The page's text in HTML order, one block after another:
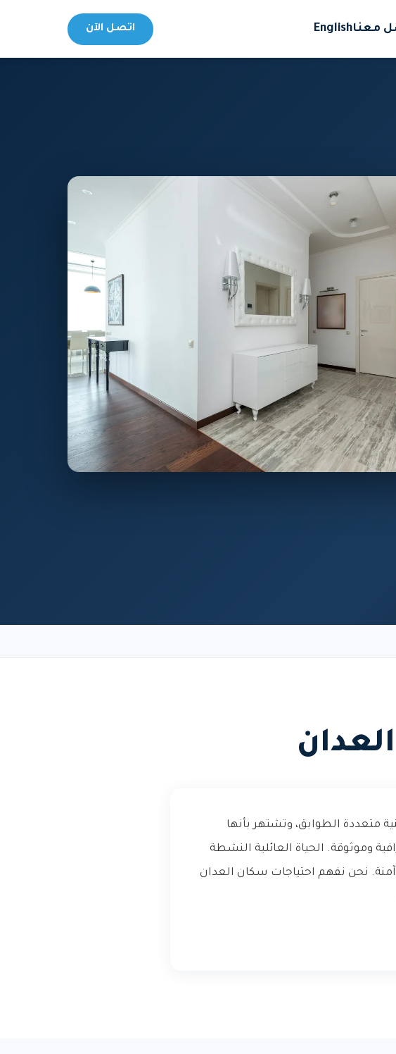
معناEnglish اتصل الآن
متعددة الطوابق، وتشتهر بأنها
وموثوقة. الحياة العائلية النشطة
نحن نفهم احتياجات سكان العدان